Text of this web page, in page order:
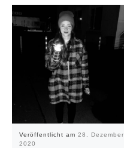
Veröffentlicht am 28. Dezember
2020